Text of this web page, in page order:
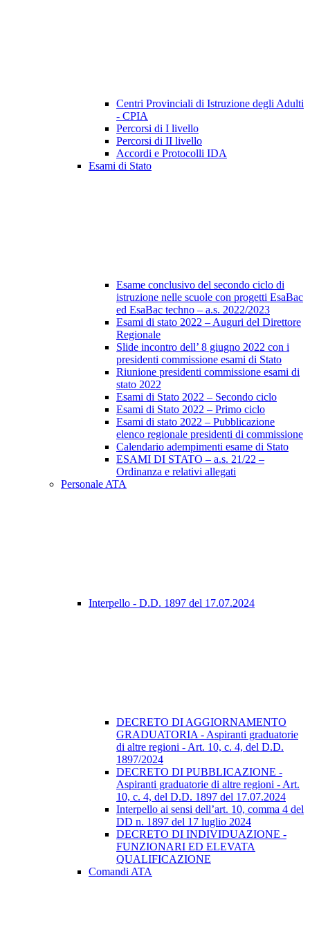
Centri Provinciali di Istruzione degli Adulti
- CPIA
Percorsi di I livello
Percorsi di II livello
Accordi e Protocolli IDA
Esami di Stato
Esame conclusivo del secondo ciclo di
istruzione nelle scuole con progetti EsaBac
ed EsaBac techno – a.s. 2022/2023
Esami di stato 2022 – Auguri del Direttore
Regionale
Slide incontro dell’ 8 giugno 2022 con i
presidenti commissione esami di Stato
Riunione presidenti commissione esami di
stato 2022
Esami di Stato 2022 – Secondo ciclo
Esami di Stato 2022 – Primo ciclo
Esami di stato 2022 – Pubblicazione
elenco regionale presidenti di commissione
Calendario adempimenti esame di Stato
ESAMI DI STATO – a.s. 21/22 –
Ordinanza e relativi allegati
Personale ATA
Interpello - D.D. 1897 del 17.07.2024
DECRETO DI AGGIORNAMENTO
GRADUATORIA - Aspiranti graduatorie
di altre regioni - Art. 10, c. 4, del D.D.
1897/2024
DECRETO DI PUBBLICAZIONE -
Aspiranti graduatorie di altre regioni - Art.
10, c. 4, del D.D. 1897 del 17.07.2024
Interpello ai sensi dell’art. 10, comma 4 del
DD n. 1897 del 17 luglio 2024
DECRETO DI INDIVIDUAZIONE -
FUNZIONARI ED ELEVATA
QUALIFICAZIONE
Comandi ATA